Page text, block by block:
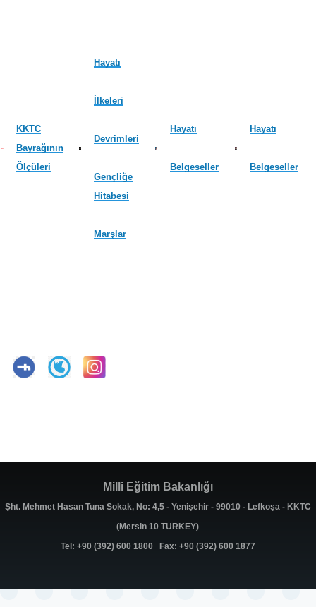
KKTC
Bayrağının
Ölçüleri
Hayatı
İlkeleri
Devrimleri
Gençliğe
Hitabesi
Marşlar
Hayatı
Belgeseller
Hayatı
Belgeseller
Milli Eğitim Bakanlığı
Şht. Mehmet Hasan Tuna Sokak, No: 4,5 - Yenişehir - 99010 - Lefkoşa - KKTC
(Mersin 10 TURKEY)
Tel: +90 (392) 600 1800 Fax: +90 (392) 600 1877